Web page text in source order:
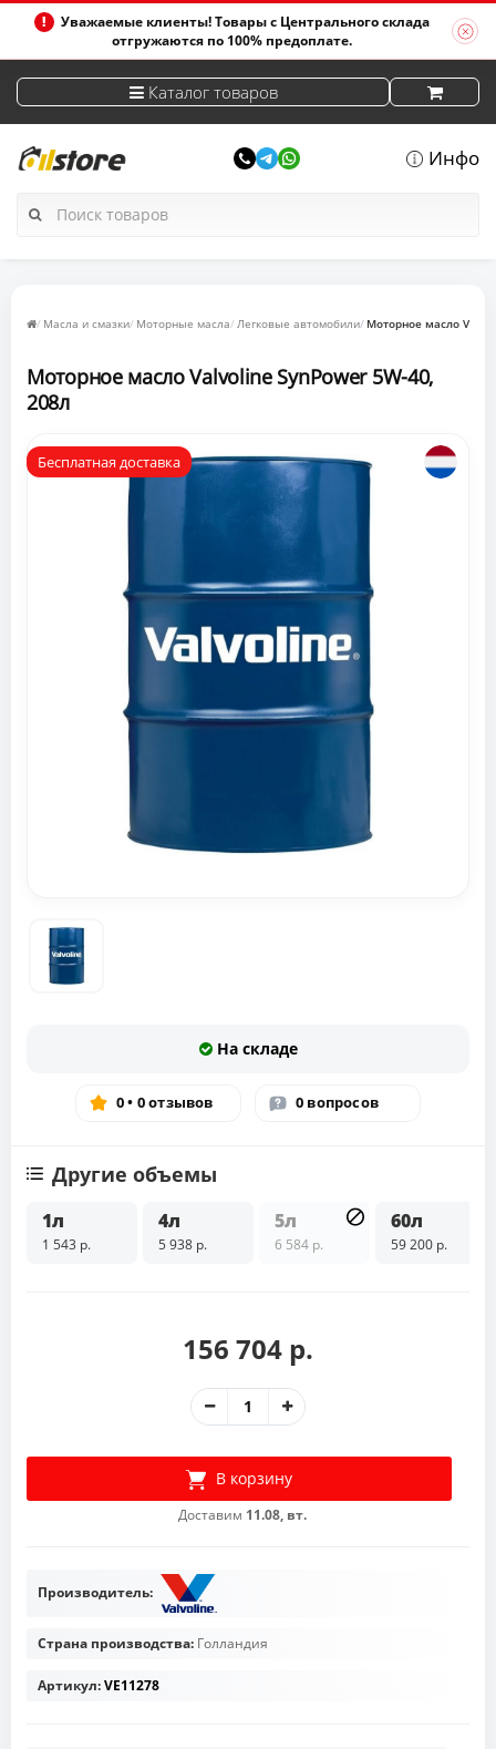
Уважаемые клиенты! Товары с Центрального склада
отгружаются по 100% предоплате.
Каталог товаров
Инфо
Масла и смазки Моторные масла Легковые автомобили Моторное масло
Моторное масло Valvoline SynPower 5W-40,
208л
Бесплатная доставка
На складе
0 • 0 отзывов 0 вопросов
Другие объемы
1л
1 543 р.
4л
5 938 р.
5л
6 584 р.
60л
59 200 р.
156 704 р.
В корзину
Доставим 11.08, вт.
Производитель:
Страна производства: Голландия
Артикул:VE11278